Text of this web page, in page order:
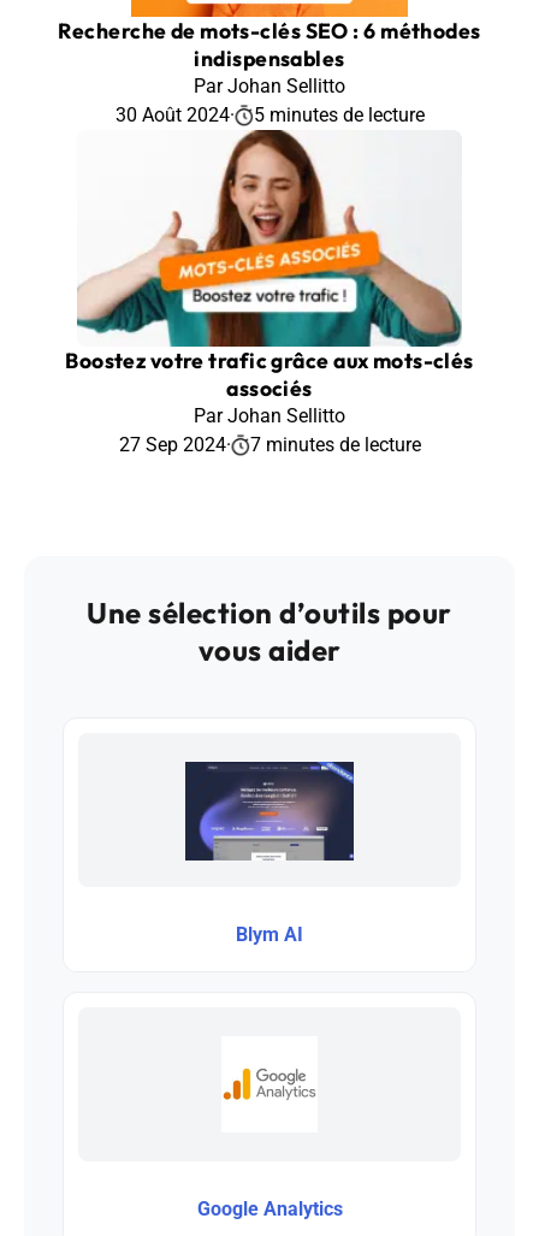
Recherche de mots-clés SEO : 6 méthodes
indispensables
Par Johan Sellitto
30 Août 2024· 5 minutes de lecture
Boostez votre trafic grâce aux mots-clés
associés
Par Johan Sellitto
27 Sep 2024· 7 minutes de lecture
Une sélection d’outils pour
vous aider
Blym AI
Google Analytics